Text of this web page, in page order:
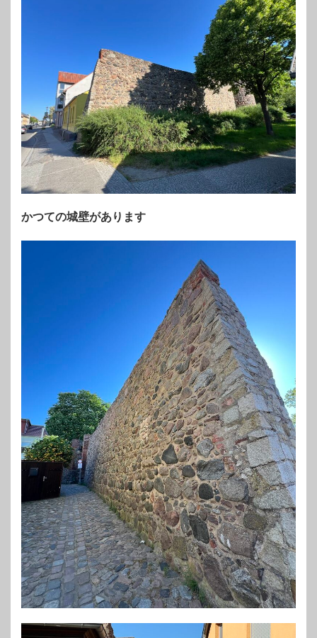
かつての城壁があります